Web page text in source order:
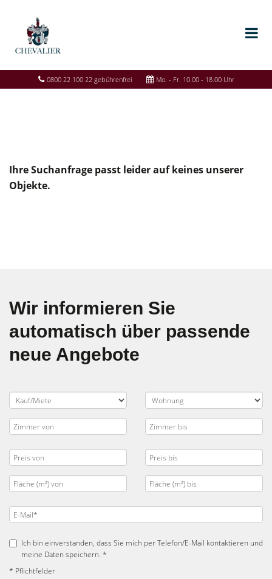
0800 22 100 22 gebührenfrei Mo. - Fr. 10.00 - 18.00 Uhr
Ihre Suchanfrage passt leider auf keines unserer
Objekte.
Wir informieren Sie
automatisch über passende
neue Angebote
Ich bin einverstanden, dass Sie mich per Telefon/E-Mail kontaktieren und
meine Daten speichern. *
* Pflichtfelder